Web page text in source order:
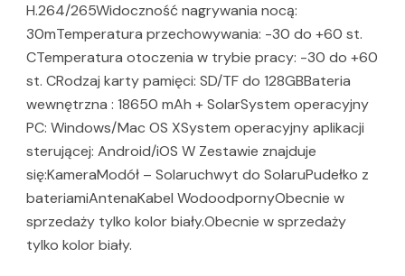
H.264/265Widoczność nagrywania nocą:
30mTemperatura przechowywania: -30 do +60 st.
CTemperatura otoczenia w trybie pracy: -30 do +60
st. CRodzaj karty pamięci: SD/TF do 128GBBateria
wewnętrzna : 18650 mAh + SolarSystem operacyjny
PC: Windows/Mac OS XSystem operacyjny aplikacji
sterującej: Android/iOS W Zestawie znajduje
się:KameraModół – Solaruchwyt do SolaruPudełko z
bateriamiAntenaKabel WodoodpornyObecnie w
sprzedaży tylko kolor biały.Obecnie w sprzedaży
tylko kolor biały.